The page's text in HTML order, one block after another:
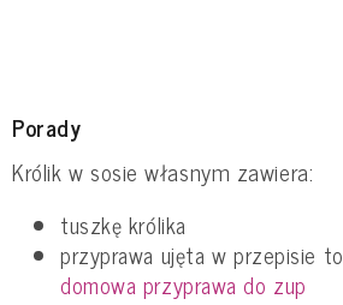
Porady
Królik w sosie własnym zawiera:
tuszkę królika
przyprawa ujęta w przepisie to
domowa przyprawa do zup